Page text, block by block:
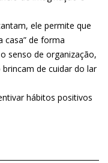
ele permite que
casa” de forma
senso de organização,
de cuidar do lar
hábitos positivos